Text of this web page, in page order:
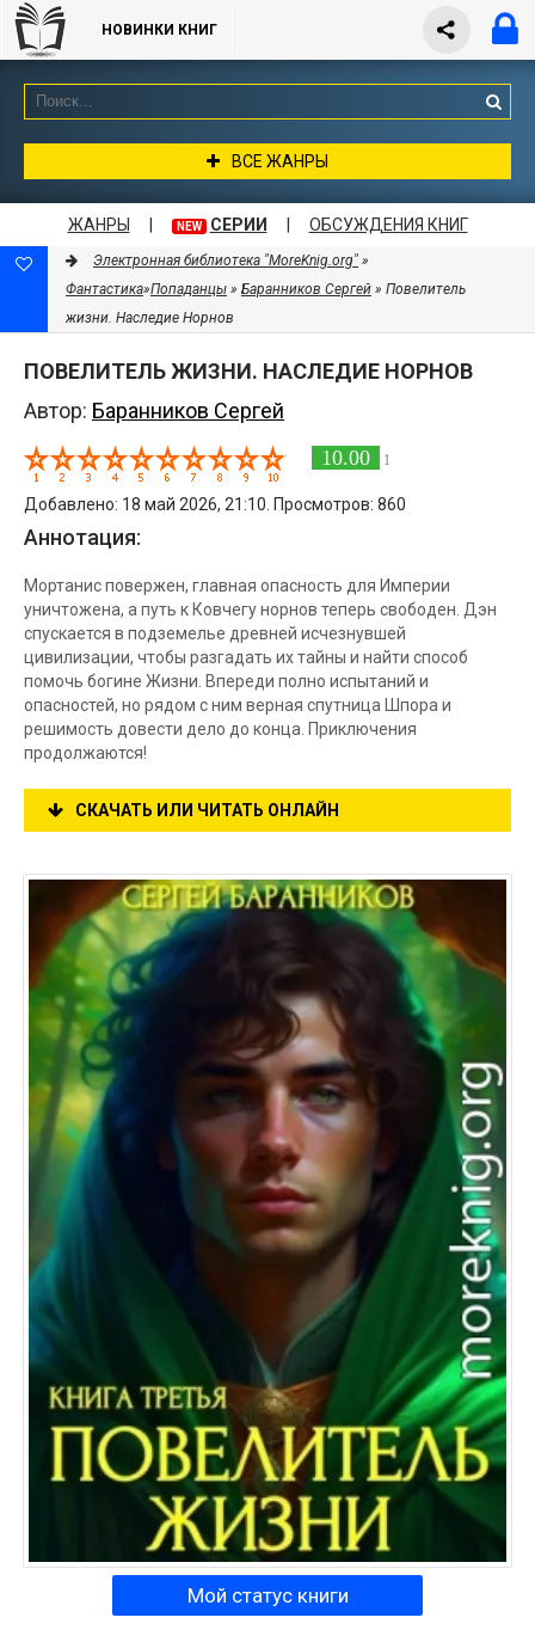
НОВИНКИ КНИГ
ВСЕ ЖАНРЫ
ЖАНРЫ NEW СЕРИИ ОБСУЖДЕНИЯ КНИГ
Электронная библиотека "MoreKnig.org" »
Фантастика»Попаданцы » Баранников Сергей » Повелитель
жизни. Наследие Норнов
ПОВЕЛИТЕЛЬ ЖИЗНИ. НАСЛЕДИЕ НОРНОВ
Автор: Баранников Сергей
10.00 1
Добавлено: 18 май 2026, 21:10. Просмотров: 860
Аннотация:
Мортанис повержен, главная опасность для Империи
уничтожена, а путь к Ковчегу норнов теперь свободен. Дэн
спускается в подземелье древней исчезнувшей
цивилизации, чтобы разгадать их тайны и найти способ
помочь богине Жизни. Впереди полно испытаний и
опасностей, но рядом с ним верная спутница Шпора и
решимость довести дело до конца. Приключения
продолжаются!
СКАЧАТЬ ИЛИ ЧИТАТЬ ОНЛАЙН
Мой статус книги